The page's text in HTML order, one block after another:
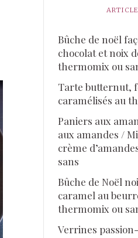
Bûche de noël
chocolat et noix
thermomix ou
Tarte butternut,
caramélisés au
Paniers aux
aux amandes /
crème
sans
Bûche de Noël
caramel au
thermomix ou
Verrines